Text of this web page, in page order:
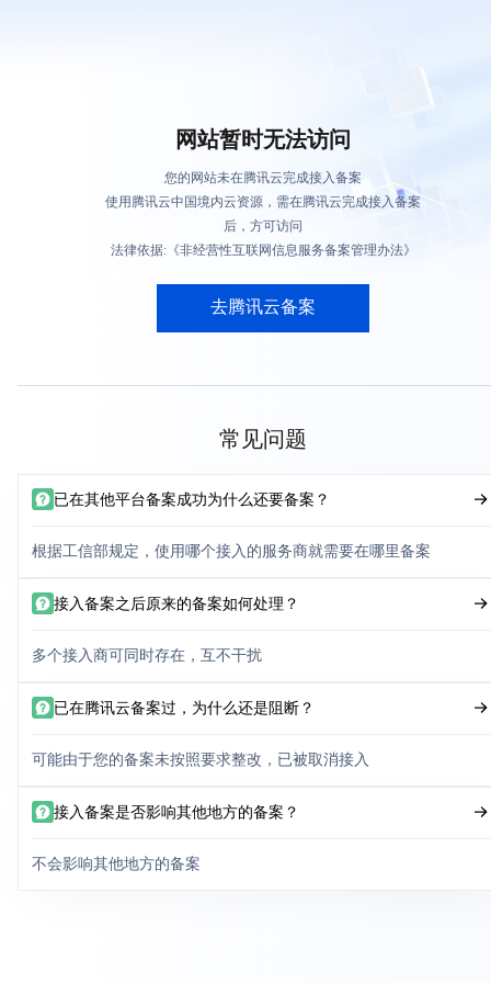
网站暂时无法访问
您的网站未在腾讯云完成接入备案
使用腾讯云中国境内云资源，需在腾讯云完成接入备案
后，方可访问
法律依据:《非经营性互联网信息服务备案管理办法》
去腾讯云备案
常见问题
已在其他平台备案成功为什么还要备案？
根据工信部规定，使用哪个接入的服务商就需要在哪里备案
接入备案之后原来的备案如何处理？
多个接入商可同时存在，互不干扰
已在腾讯云备案过，为什么还是阻断？
可能由于您的备案未按照要求整改，已被取消接入
接入备案是否影响其他地方的备案？
不会影响其他地方的备案